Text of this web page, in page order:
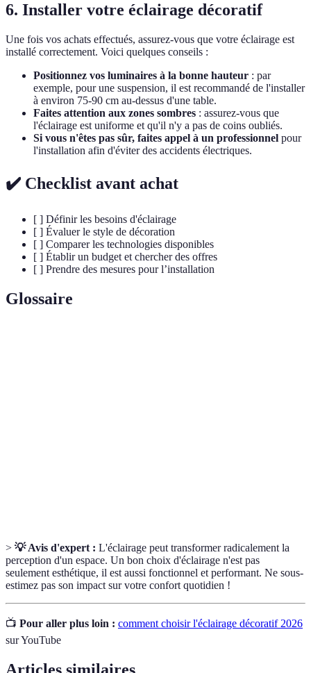
6. Installer votre éclairage décoratif
Une fois vos achats effectués, assurez-vous que votre éclairage est
installé correctement. Voici quelques conseils :
Positionnez vos luminaires à la bonne hauteur : par
exemple, pour une suspension, il est recommandé de l'installer
à environ 75-90 cm au-dessus d'une table.
Faites attention aux zones sombres : assurez-vous que
l'éclairage est uniforme et qu'il n'y a pas de coins oubliés.
Si vous n'êtes pas sûr, faites appel à un professionnel pour
l'installation afin d'éviter des accidents électriques.
✔️ Checklist avant achat
[ ] Définir les besoins d'éclairage
[ ] Évaluer le style de décoration
[ ] Comparer les technologies disponibles
[ ] Établir un budget et chercher des offres
[ ] Prendre des mesures pour l’installation
Glossaire
> 💡 Avis d'expert : L'éclairage peut transformer radicalement la
perception d'un espace. Un bon choix d'éclairage n'est pas
seulement esthétique, il est aussi fonctionnel et performant. Ne sous-
estimez pas son impact sur votre confort quotidien !
📺 Pour aller plus loin : comment choisir l'éclairage décoratif 2026
sur YouTube
Articles similaires